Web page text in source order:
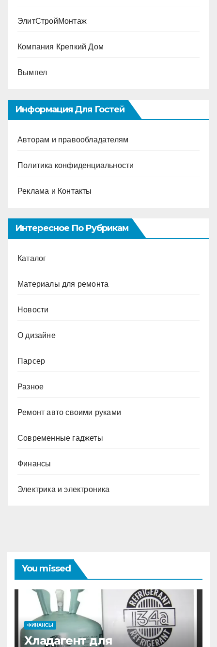
ЭлитСтройМонтаж
Компания Крепкий Дом
Вымпел
Информация Для Гостей
Авторам и правообладателям
Политика конфиденциальности
Реклама и Контакты
Интересное По Рубрикам
Каталог
Материалы для ремонта
Новости
О дизайне
Парсер
Разное
Ремонт авто своими руками
Современные гаджеты
Финансы
Электрика и электроника
You missed
ФИНАНСЫ
Хладагент для